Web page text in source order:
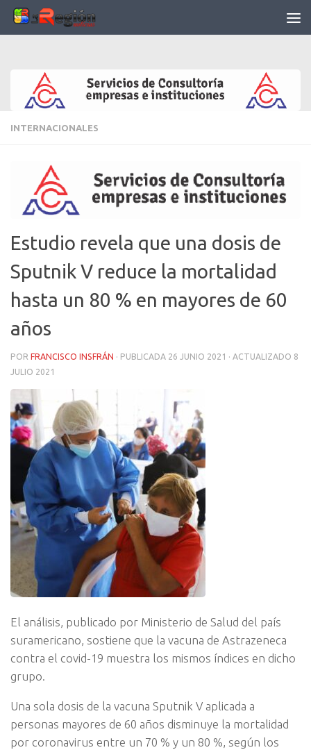
Saltar al contenido
INTERNACIONALES
Estudio revela que una dosis de
Sputnik V reduce la mortalidad
hasta un 80 % en mayores de 60
años
POR FRANCISCO INSFRÁN · PUBLICADA 26 JUNIO 2021 · ACTUALIZADO 8
JULIO 2021
El análisis, publicado por Ministerio de Salud del país
suramericano, sostiene que la vacuna de Astrazeneca
contra el covid-19 muestra los mismos índices en dicho
grupo.
Una sola dosis de la vacuna Sputnik V aplicada a
personas mayores de 60 años disminuye la mortalidad
por coronavirus entre un 70 % y un 80 %, según los